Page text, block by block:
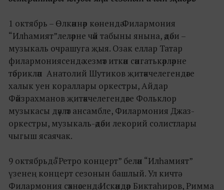
1 октябрь – Өлкәннәр көнендә Филармония
“Илһамият”леләрне чәй табыны янына, әдәби –
музыкаль очрашуга җыя. Озак еллар Татар
филармониясендә хезмәт иткән сәнгатькәрләрне
тәбрикләп Анатолий Шутиков җитәкчелегендәге
халык уен кораллары оркестры, Айдар
Фәйзрахманов җитәкчелегендәге Фольклор
музыкасы дәүләт ансамбле, Филармония Джаз-
оркестры, музыкаль-әдәби лекорий солистлары
чыгыш ясаячак.
9 октябрьдә “Ретро концерт” белән “Илһамият”
үзенең концерт сезонын башлый. Ул кичтә
Филармония сәхнәсендә Искәндәр Биктаһиров, Римма